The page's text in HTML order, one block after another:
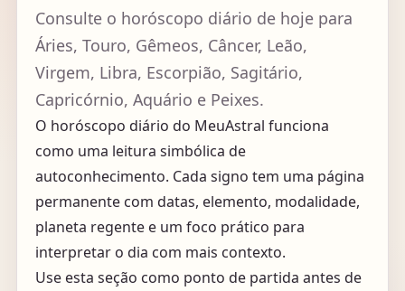
Consulte o horóscopo diário de hoje para
Áries, Touro, Gêmeos, Câncer, Leão,
Virgem, Libra, Escorpião, Sagitário,
Capricórnio, Aquário e Peixes.
O horóscopo diário do MeuAstral funciona
como uma leitura simbólica de
autoconhecimento. Cada signo tem uma página
permanente com datas, elemento, modalidade,
planeta regente e um foco prático para
interpretar o dia com mais contexto.
Use esta seção como ponto de partida antes de